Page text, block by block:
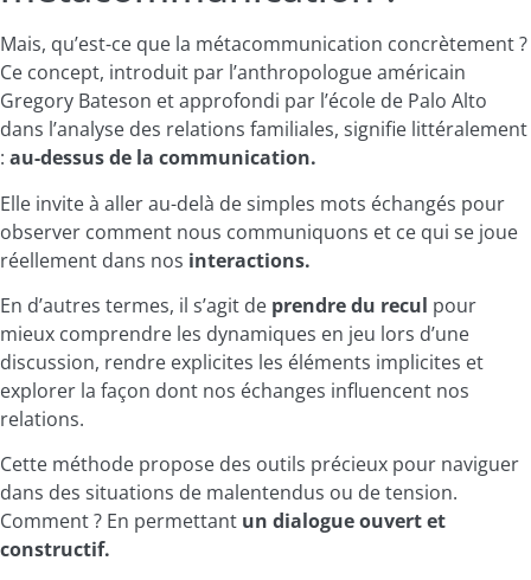
Mais, qu’est-ce que la métacommunication concrètement ?
Ce concept, introduit par l’anthropologue américain
Gregory Bateson et approfondi par l’école de Palo Alto
dans l’analyse des relations familiales, signifie littéralement
: au-dessus de la communication.
Elle invite à aller au-delà de simples mots échangés pour
observer comment nous communiquons et ce qui se joue
réellement dans nos interactions.
En d’autres termes, il s’agit de prendre du recul pour
mieux comprendre les dynamiques en jeu lors d’une
discussion, rendre explicites les éléments implicites et
explorer la façon dont nos échanges influencent nos
relations.
Cette méthode propose des outils précieux pour naviguer
dans des situations de malentendus ou de tension.
Comment ? En permettant un dialogue ouvert et
constructif.